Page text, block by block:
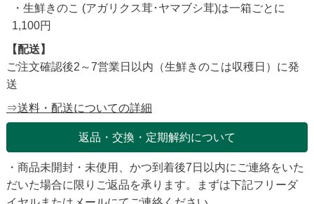
・生鮮きのこ (アガリクス茸･ヤマブシ茸)は一箱ごとに
1,100円
【配送】
ご注文確認後2～7営業日以内（生鮮きのこは収穫日）に発
送
⇒送料・配送についての詳細
返品・交換・定期解約について
・商品未開封・未使用、かつ到着後7日以内にご連絡をいた
だいた場合に限りご返品を承ります。まずは下記フリーダ